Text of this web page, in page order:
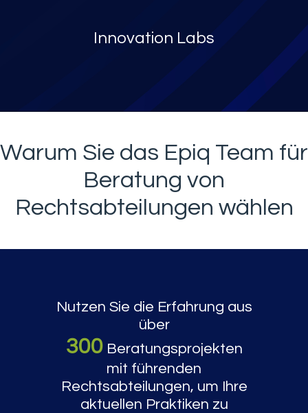
Innovation Labs
Warum Sie das Epiq Team für
Beratung von
Rechtsabteilungen wählen
Nutzen Sie die Erfahrung aus
über
300 Beratungsprojekten
mit führenden
Rechtsabteilungen, um Ihre
aktuellen Praktiken zu